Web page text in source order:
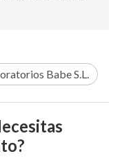
Babe S.L.